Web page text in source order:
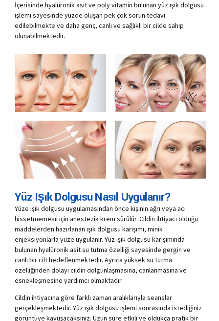
İçerisinde hyalüronik asit ve poly vitamin bulunan yüz ışık dolgusu
işlemi sayesinde yüzde oluşan pek çok sorun tedavi
edilebilmekte ve daha genç, canlı ve sağlıklı bir cilde sahip
olunabilmektedir.
Yüz Işık Dolgusu Nasıl Uygulanır?
Yüze ışık dolgusu uygulamasından önce kişinin ağrı veya acı
hissetmemesıi için anestezik krem sürülür. Cildin ihtiyacı olduğu
maddelerden hazırlanan ışık dolgusu karışımı, minik
enjeksiyonlarla yüze uygulanır. Yüz ışık dolgusu karışımında
bulunan hyalüronik asit su tutma özelliği sayesinde gergin ve
canlı bir cilt hedeflenmektedir. Ayrıca yüksek su tutma
özelliğinden dolayı cildin dolgunlaşmasına, canlanmasına ve
esnekleşmesine yardımcı olmaktadır.
Cildin ihtiyacına göre farklı zaman aralıklarıyla seanslar
gerçekleşmektedir. Yüz ışık dolgusu işlemi sonrasında istediğiniz
görüntüye kavuşacaksınız. Uzun süre etkili ve oldukça pratik bir